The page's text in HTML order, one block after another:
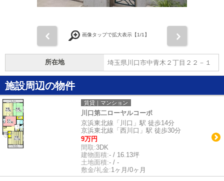
画像タップで拡大表示【1/1】
所在地 埼玉県川口市中青木２丁目２２－１
施設周辺の物件
賃貸｜マンション
川口第二ローヤルコーポ
京浜東北線「川口」駅 徒歩14分
京浜東北線「西川口」駅 徒歩30分
9万円
間取:3DK
建物面積:- / 16.13坪
土地面積:- / -
敷金/礼金:1ヶ月/0ヶ月